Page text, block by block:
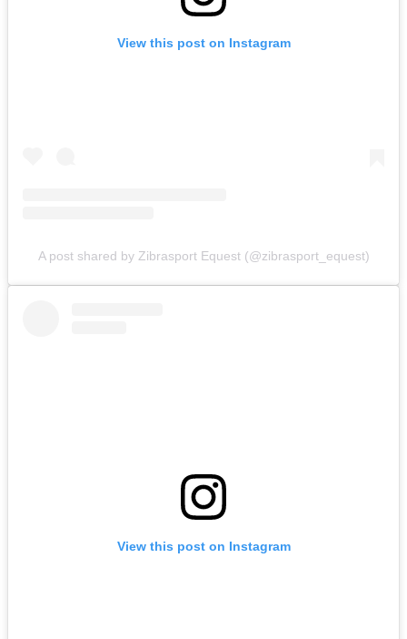
View this post on Instagram
A post shared by Zibrasport Equest (@zibrasport_equest)
View this post on Instagram